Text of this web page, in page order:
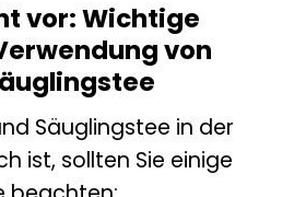
vor: Wichtige
von
Säuglingstee in der
ist, sollten Sie einige